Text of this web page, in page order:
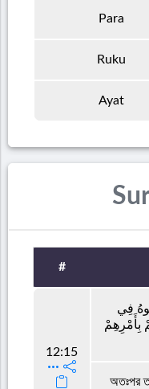
Para
Ruku
Ayat
#
12:15
فِي
بِأَمْرِهِمْ
অতঃপর